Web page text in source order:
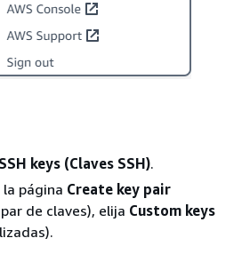
SSH keys (Claves SSH).
la página Create key pair
de claves), elija Custom keys